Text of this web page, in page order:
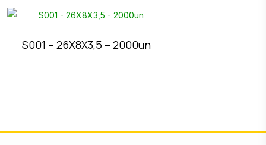
S001 – 26X8X3,5 – 2000un